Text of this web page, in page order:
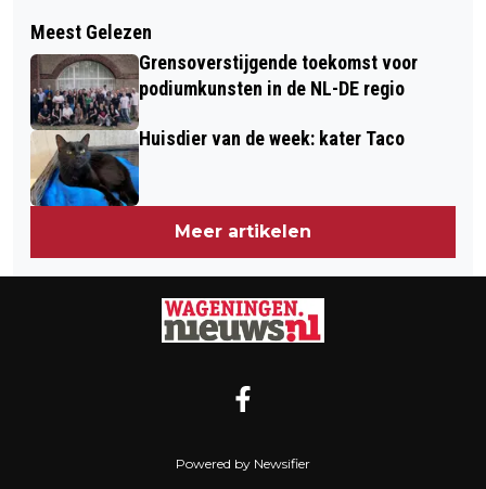
GROENE METROPOOLREGIO
PRESENTEERT PROGRAMMA VOOR
TOEKOMSTBESTENDIGE ECONOMIE
HIER STAAN DE PRODUCTIEFSTE
FLITSPALEN VAN GELDERLAND
Meest Gelezen
Grensoverstijgende toekomst voor
podiumkunsten in de NL-DE regio
Huisdier van de week: kater Taco
Meer artikelen
Powered by Newsifier